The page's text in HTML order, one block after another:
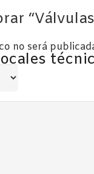
no será